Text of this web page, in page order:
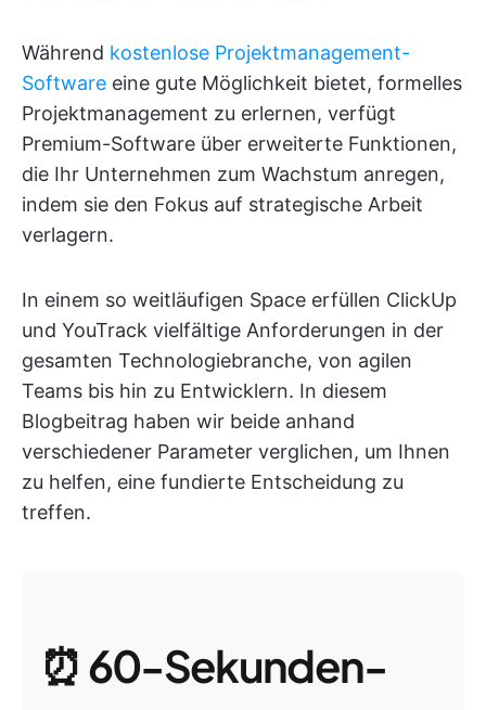
Während kostenlose Projektmanagement-
Software eine gute Möglichkeit bietet, formelles
Projektmanagement zu erlernen, verfügt
Premium-Software über erweiterte Funktionen,
die Ihr Unternehmen zum Wachstum anregen,
indem sie den Fokus auf strategische Arbeit
verlagern.
In einem so weitläufigen Space erfüllen ClickUp
und YouTrack vielfältige Anforderungen in der
gesamten Technologiebranche, von agilen
Teams bis hin zu Entwicklern. In diesem
Blogbeitrag haben wir beide anhand
verschiedener Parameter verglichen, um Ihnen
zu helfen, eine fundierte Entscheidung zu
treffen.
⏰ 60-Sekunden-